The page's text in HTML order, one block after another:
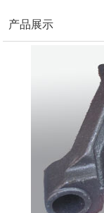
产品展示